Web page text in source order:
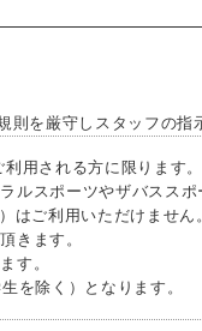
則を厳守しスタッフの
用される方に限ります。
スポーツやザバススポ
はご利用いただけません
きます。
す。
を除く）となります。